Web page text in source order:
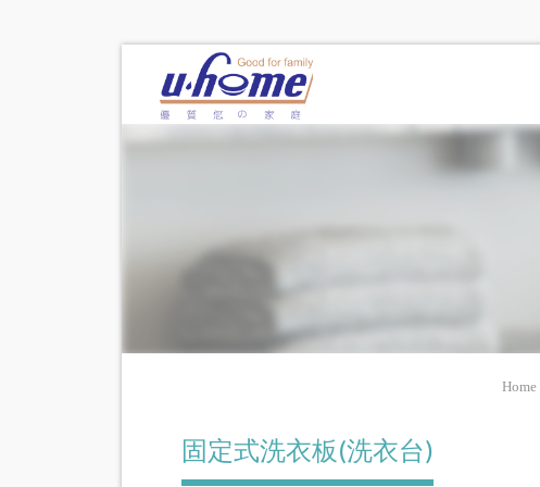
Home
固定式洗衣板(洗衣台)